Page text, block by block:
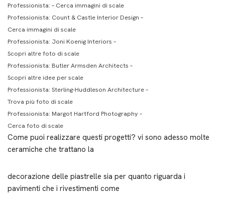
Professionista: – Cerca immagini di scale
Professionista: Count & Castle Interior Design –
Cerca immagini di scale
Professionista: Joni Koenig Interiors –
Scopri altre foto di scale
Professionista: Butler Armsden Architects –
Scopri altre idee per scale
Professionista: Sterling-Huddleson Architecture–
Trova più foto di scale
Professionista: Margot Hartford Photography –
Cerca foto di scale
Come puoi realizzare questi progetti? vi sono adesso molte
ceramiche che trattano la
decorazione delle piastrelle sia per quanto riguarda i
pavimenti che i rivestimenti come